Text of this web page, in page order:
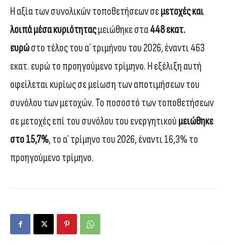
Η αξία των συνολικών τοποθετήσεων σε μετοχές και
λοιπά μέσα κυριότηταςμειώθηκε στα448 εκατ.
ευρώστο τέλος του α΄ τριμήνου του 2026, έναντι 463
εκατ. ευρώ το προηγούμενο τρίμηνο. Η εξέλιξη αυτή
οφείλεται κυρίως σε μείωση των αποτιμήσεων του
συνόλου των μετοχών. Το ποσοστό των τοποθετήσεων
σε μετοχές επί του συνόλου του ενεργητικού μειώθηκε
στο 15,7%, το α΄ τρίμηνο του 2026, έναντι 16,3% το
προηγούμενο τρίμηνο.